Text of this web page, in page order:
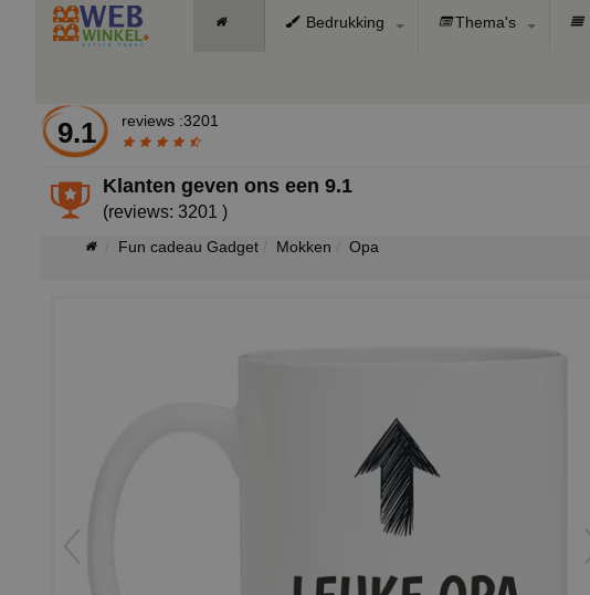
Bedrukking Thema's
9.1 reviews :3201
Klanten geven ons een9.1
(reviews: 3201 )
Fun cadeau Gadget Mokken Opa